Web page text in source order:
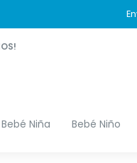
Bebé Niña Bebé Niño